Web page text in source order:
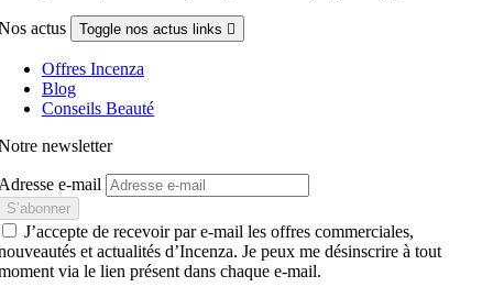
actus Toggle nos actus links 
Offres Incenza
Blog
Conseils Beauté
newsletter
e-mail
J’accepte de recevoir par e-mail les offres commerciales,
et actualités d’Incenza. Je peux me désinscrire à tout
via le lien présent dans chaque e-mail.